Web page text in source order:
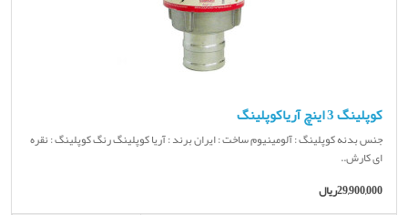
کوپلینگ 3 اینچ آریاکوپلینگ
جنس بدنه کوپلینگ : آلومینیوم ساخت : ایران برند : آریا کوپلینگ رنگ کوپلینگ : نقره
ای کارش..
29,900,000ریال